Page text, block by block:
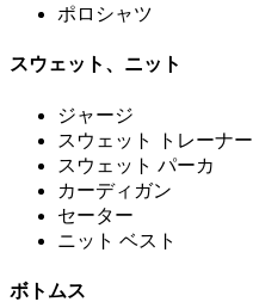
ポロシャツ
スウェット、ニット
ジャージ
スウェット トレーナー
スウェット パーカ
カーディガン
セーター
ニット ベスト
ボトムス